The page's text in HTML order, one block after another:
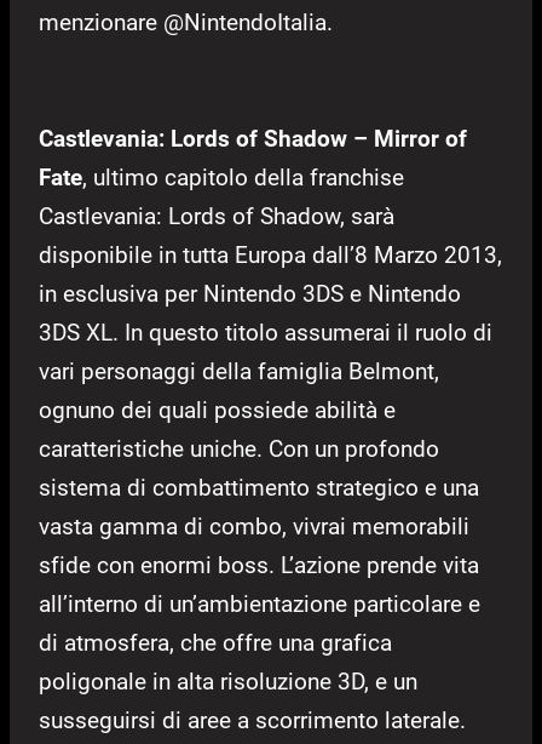
menzionare @NintendoItalia.
Castlevania: Lords of Shadow – Mirror of
Fate, ultimo capitolo della franchise
Castlevania: Lords of Shadow, sarà
disponibile in tutta Europa dall’8 Marzo 2013,
in esclusiva per Nintendo 3DS e Nintendo
3DS XL. In questo titolo assumerai il ruolo di
vari personaggi della famiglia Belmont,
ognuno dei quali possiede abilità e
caratteristiche uniche. Con un profondo
sistema di combattimento strategico e una
vasta gamma di combo, vivrai memorabili
sfide con enormi boss. L’azione prende vita
all’interno di un’ambientazione particolare e
di atmosfera, che offre una grafica
poligonale in alta risoluzione 3D, e un
susseguirsi di aree a scorrimento laterale.